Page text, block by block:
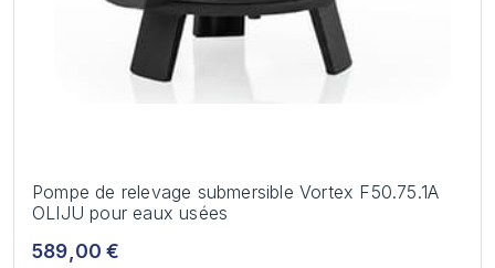
Pompe de relevage submersible Vortex F50.75.1A
OLIJU pour eaux usées
589,00 €